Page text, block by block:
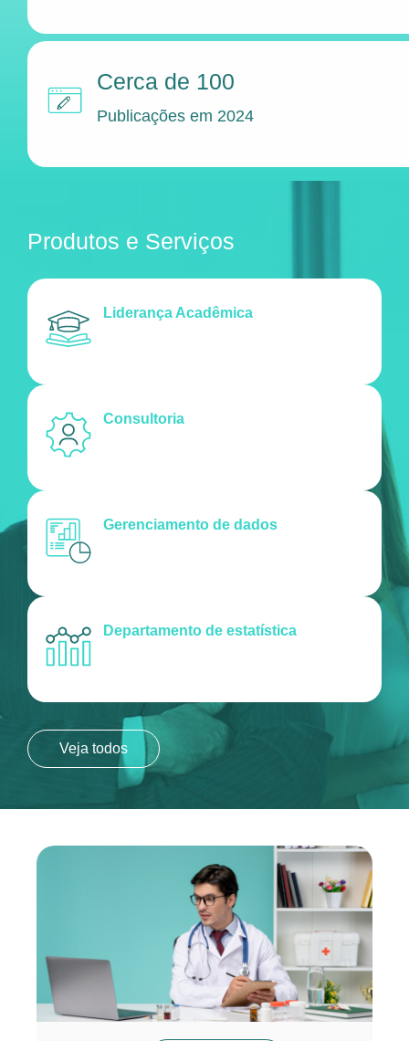
Cerca de 100
Publicações em 2024
Produtos e Serviços
Liderança Acadêmica
Consultoria
Gerenciamento de dados
Departamento de estatística
Veja todos